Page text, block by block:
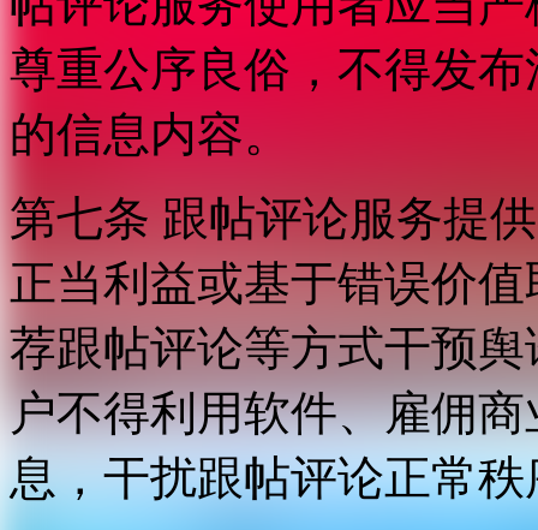
尊重公序良俗，不得发
的信息内容。
第七条 跟帖评论服务提
正当利益或基于错误价
荐跟帖评论等方式干预
户不得利用软件、雇佣
息，干扰跟帖评论正常